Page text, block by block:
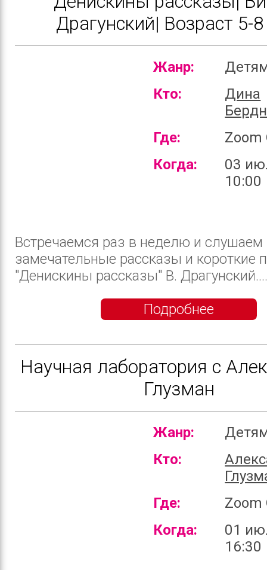
Драгунский| Возраст 5-
Жанр:
Кто:
Дина
Где:
Zoom
Когда:
03
10:00
Встречаемся раз в неделю и слушаем
замечательные рассказы и короткие
"Дениcкины рассказы" В. Драгунский....
Подробнее
Научная лаборатория с
Глузман
Жанр:
Кто:
Где:
Zoom
Когда:
01
16:30